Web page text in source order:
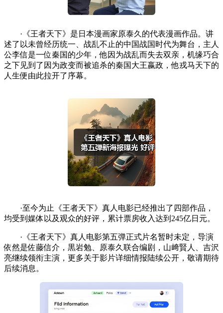
·《王者天下》是日本漫画家原泰久的代表漫画作品。讲
述了以未曾经历统一、战乱不止的中国战国时代为舞台，主人
公李信是一位秦国的少年，他因为战乱而失去双亲，机缘巧合
之下见到了因为政变而被追杀的秦国大王嬴政，他戎马天下的
人生便由此拉开了序幕。
·至今为止《王者天下》真人电影已经推出了四部作品，
均受到媒体以及观众的好评，累计票房收入达到245亿日元。
·《王者天下》真人电影第五弹正式片名暂时未定，导演
依然是佐藤信介，黒岩勉、原泰久联合编剧，山﨑賢人、吉沢
亮继续领衔主演，更多关于影片详细情报陆续公开，敬请期待
后续消息。